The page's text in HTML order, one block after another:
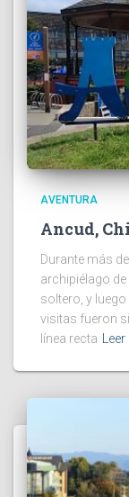
AVENTURA
Ancud,
Durante más
archipiélago de
soltero, y
visitas fueron
línea recta